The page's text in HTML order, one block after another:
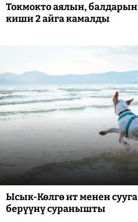
Токмокто аялын, балдарын
киши 2 айга камалды
Ысык-Көлгө ит менен
берүүнү суранышты